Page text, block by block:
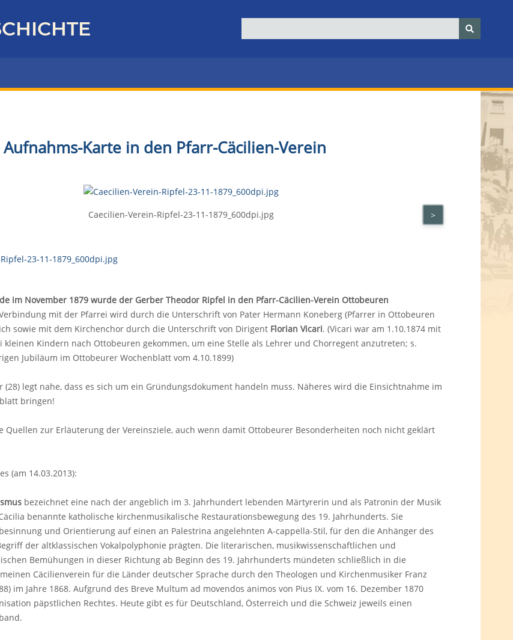
Karte in den Pfarr-Cäcilien-Verein
Caecilien-Verein-Ripfel-23-11-1879_600dpi.jpg >
im November 1879 wurde der Gerber Theodor Ripfel in den Pfarr-Cäcilien-Verein Ottobeuren
mit der Pfarrei wird durch die Unterschrift von Pater Hermann Koneberg (Pfarrer in Ottobeuren
sowie mit dem Kirchenchor durch die Unterschrift von Dirigent Florian Vicari. (Vicari war am 1.10.1874 mit
kleinen Kindern nach Ottobeuren gekommen, um eine Stelle als Lehrer und Chorregent anzutreten; s.
Jubiläum im Ottobeurer Wochenblatt vom 4.10.1899)
(28) legt nahe, dass es sich um ein Gründungsdokument handeln muss. Näheres wird die Einsichtnahme im
bringen!
Quellen zur Erläuterung der Vereinsziele, auch wenn damit Ottobeurer Besonderheiten noch nicht geklärt
(am 14.03.2013):
bezeichnet eine nach der angeblich im 3. Jahrhundert lebenden Märtyrerin und als Patronin der Musik
benannte katholische kirchenmusikalische Restaurationsbewegung des 19. Jahrhunderts. Sie
und Orientierung auf einen an Palestrina angelehnten A-cappella-Stil, für den die Anhänger des
der altklassischen Vokalpolyphonie prägten. Die literarischen, musikwissenschaftlichen und
Bemühungen in dieser Richtung ab Beginn des 19. Jahrhunderts mündeten schließlich in die
Cäcilienverein für die Länder deutscher Sprache durch den Theologen und Kirchenmusiker Franz
im Jahre 1868. Aufgrund des Breve Multum ad movendos animos von Pius IX. vom 16. Dezember 1870
päpstlichen Rechtes. Heute gibt es für Deutschland, Österreich und die Schweiz jeweils einen